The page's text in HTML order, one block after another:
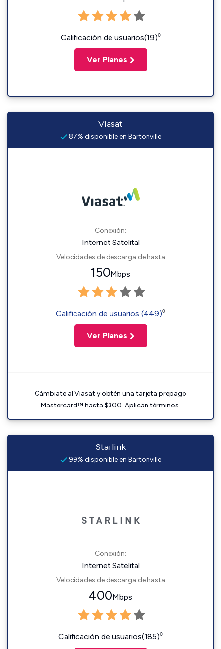
Calificación de usuarios(19)◊
Ver Planes
Viasat
87% disponible en Bartonville
Conexión:
Internet Satelital
Velocidades de descarga de hasta
150Mbps
Calificación de usuarios (449)◊
Ver Planes
Cámbiate al Viasat y obtén una tarjeta prepago
Mastercard™ hasta $300. Aplican términos.
Starlink
99% disponible en Bartonville
Conexión:
Internet Satelital
Velocidades de descarga de hasta
400Mbps
Calificación de usuarios(185)◊